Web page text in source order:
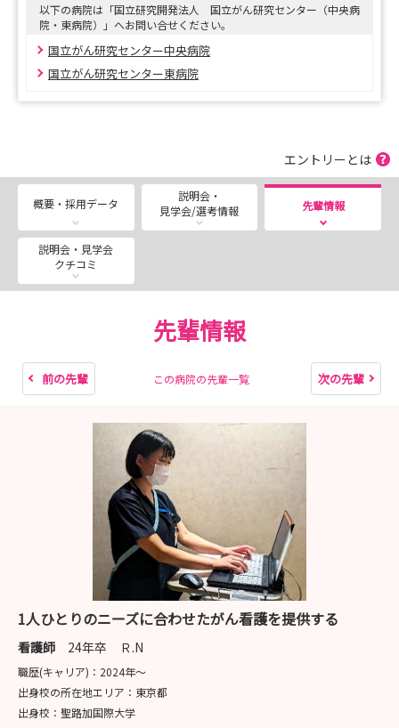
以下の病院は「国立研究開発法人 国立がん研究センター（中央病
院・東病院）」へお問い合せください。
国立がん研究センター中央病院
国立がん研究センター東病院
エントリーとは
概要・採用データ
説明会・
見学会/選考情報
先輩情報
説明会・見学会
クチコミ
先輩情報
前の先輩 この病院の先輩一覧 次の先輩
1人ひとりのニーズに合わせたがん看護を提供する
看護師 24年卒 Ｒ.N
職歴(キャリア)： 2024年〜
出身校の所在地エリア： 東京都
出身校： 聖路加国際大学